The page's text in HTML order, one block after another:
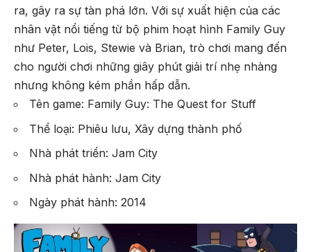
ra, gây ra sự tàn phá lớn. Với sự xuất hiện của các
nhân vật nổi tiếng từ bộ phim hoạt hình Family Guy
như Peter, Lois, Stewie và Brian, trò chơi mang đến
cho người chơi những giây phút giải trí nhẹ nhàng
nhưng không kém phần hấp dẫn.
Tên game: Family Guy: The Quest for Stuff
Thể loại: Phiêu lưu, Xây dựng thành phố
Nhà phát triển: Jam City
Nhà phát hành: Jam City
Ngày phát hành: 2014